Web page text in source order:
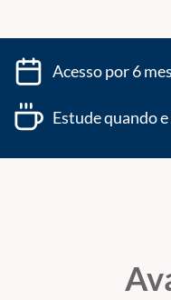
Acesso por 6
Estude quando